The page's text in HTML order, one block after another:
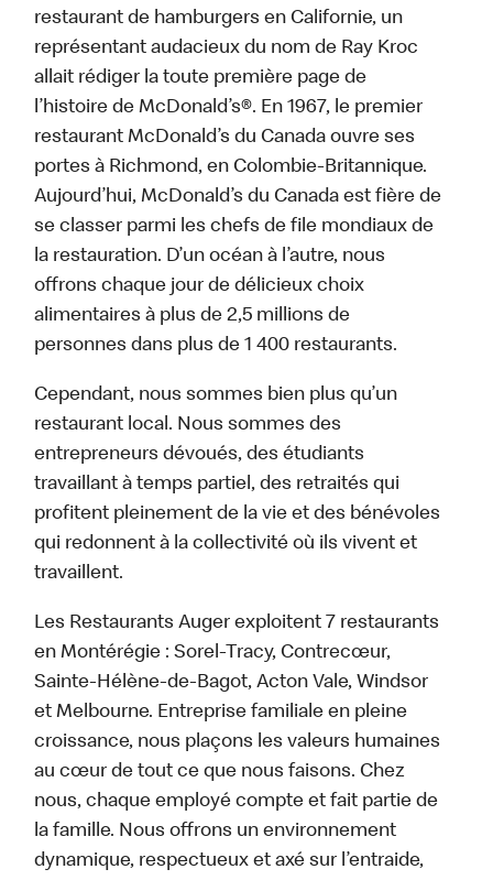
restaurant de hamburgers en Californie, un
représentant audacieux du nom de Ray Kroc
allait rédiger la toute première page de
l’histoire de McDonald’s®. En 1967, le premier
restaurant McDonald’s du Canada ouvre ses
portes à Richmond, en Colombie-Britannique.
Aujourd’hui, McDonald’s du Canada est fière de
se classer parmi les chefs de file mondiaux de
la restauration. D’un océan à l’autre, nous
offrons chaque jour de délicieux choix
alimentaires à plus de 2,5 millions de
personnes dans plus de 1 400 restaurants.
Cependant, nous sommes bien plus qu’un
restaurant local. Nous sommes des
entrepreneurs dévoués, des étudiants
travaillant à temps partiel, des retraités qui
profitent pleinement de la vie et des bénévoles
qui redonnent à la collectivité où ils vivent et
travaillent.
Les Restaurants Auger exploitent 7 restaurants
en Montérégie : Sorel-Tracy, Contrecœur,
Sainte-Hélène-de-Bagot, Acton Vale, Windsor
et Melbourne. Entreprise familiale en pleine
croissance, nous plaçons les valeurs humaines
au cœur de tout ce que nous faisons. Chez
nous, chaque employé compte et fait partie de
la famille. Nous offrons un environnement
dynamique, respectueux et axé sur l’entraide,